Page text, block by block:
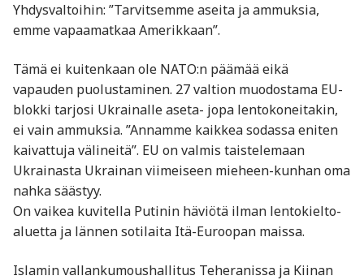
Yhdysvaltoihin: ”Tarvitsemme aseita ja ammuksia,
emme vapaamatkaa Amerikkaan”.
Tämä ei kuitenkaan ole NATO:n päämää eikä
vapauden puolustaminen. 27 valtion muodostama EU-
blokki tarjosi Ukrainalle aseta- jopa lentokoneitakin,
ei vain ammuksia. ”Annamme kaikkea sodassa eniten
kaivattuja välineitä”. EU on valmis taistelemaan
Ukrainasta Ukrainan viimeiseen mieheen-kunhan oma
nahka säästyy.
On vaikea kuvitella Putinin häviötä ilman lentokielto-
aluetta ja lännen sotilaita Itä-Euroopan maissa.
Islamin vallankumoushallitus Teheranissa ja Kiinan